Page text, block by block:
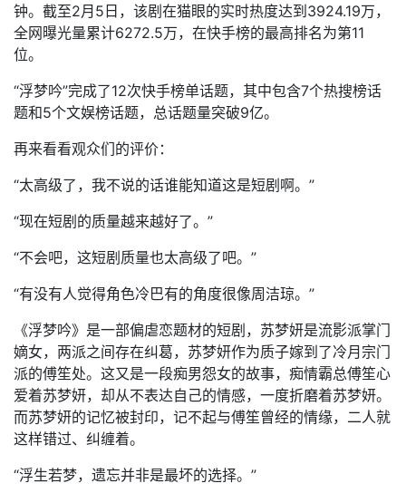
钟。截至2月5日，该剧在猫眼的实时热度达到3924.19万，
全网曝光量累计6272.5万，在快手榜的最高排名为第11
位。
“浮梦吟”完成了12次快手榜单话题，其中包含7个热搜榜话
题和5个文娱榜话题，总话题量突破9亿。
再来看看观众们的评价：
“太高级了，我不说的话谁能知道这是短剧啊。”
“现在短剧的质量越来越好了。”
“不会吧，这短剧质量也太高级了吧。”
“有没有人觉得角色冷巴有的角度很像周洁琼。”
《浮梦吟》是一部偏虐恋题材的短剧，苏梦妍是流影派掌门
嫡女，两派之间存在纠葛，苏梦妍作为质子嫁到了冷月宗门
派的傅笙处。这又是一段痴男怨女的故事，痴情霸总傅笙心
爱着苏梦妍，却从不表达自己的情感，一度折磨着苏梦妍。
而苏梦妍的记忆被封印，记不起与傅笙曾经的情缘，二人就
这样错过、纠缠着。
“浮生若梦，遗忘并非是最坏的选择。”